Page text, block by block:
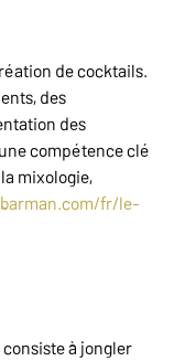
de cocktails.
des
des
compétence clé
mixologie,
fr/le-
à jongler